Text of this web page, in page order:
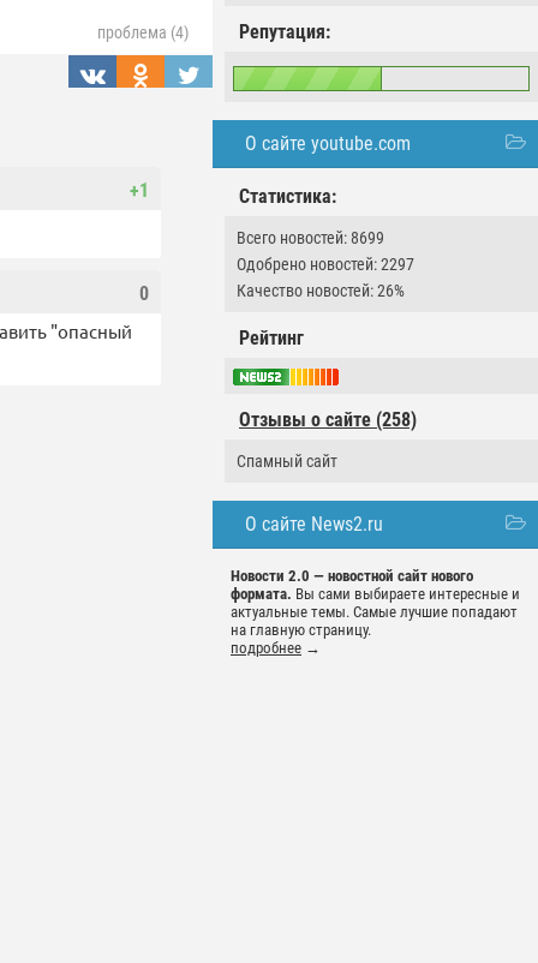
Репутация:
О сайте youtube.com
Статистика:
Всего новостей: 8699
Одобрено новостей: 2297
Качество новостей: 26%
Рейтинг
Отзывы о сайте (258)
Спамный сайт
О сайте News2.ru
Новости 2.0 — новостной сайт нового
формата. Вы сами выбираете интересные и
актуальные темы. Самые лучшие попадают
на главную страницу.
подробнее →
проблема (4)
+1
0
"опасный